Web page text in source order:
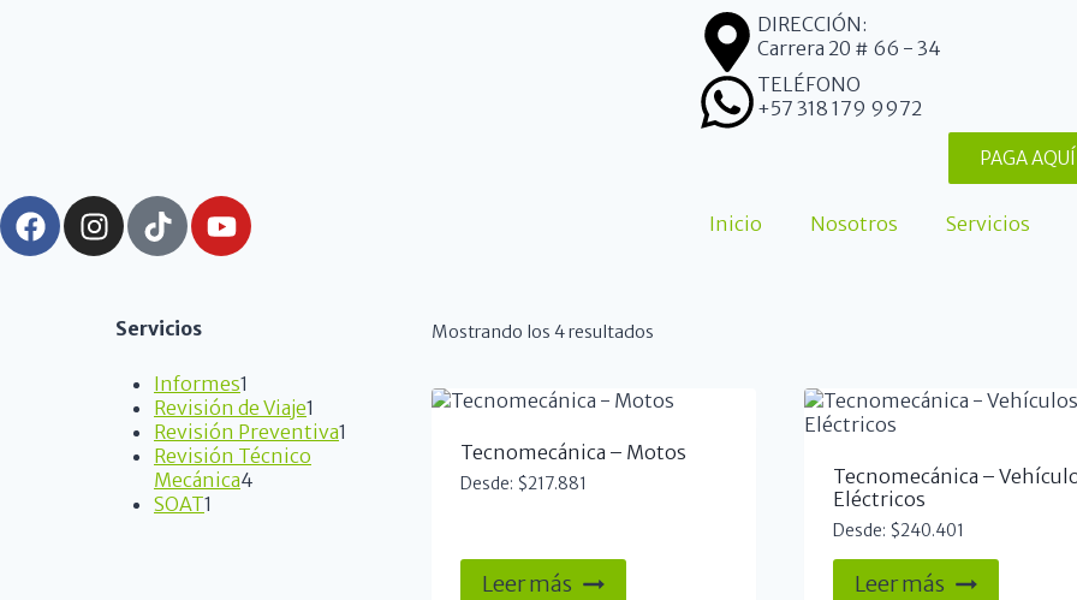
DIRECCIÓN:
Carrera 20 # 66 - 34
TELÉFONO
+57 318 179 9972
PAGA AQUÍ
Inicio Nosotros Servicios
Mostrando los 4 resultados
Tecnomecánica – Motos
Desde: $217.881
Leer más
Tecnomecánica –
Eléctricos
Desde: $240.401
Leer más
Servicios
Informes1
Revisión de Viaje1
Revisión Preventiva1
Revisión Técnico
Mecánica4
SOAT1